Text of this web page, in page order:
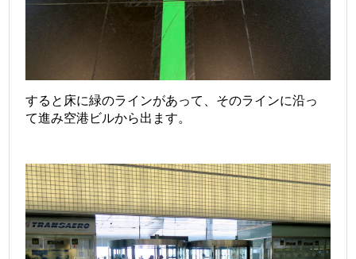
すると床に緑のラインがあって、そのラインに沿っ
て進み空港ビルから出ます。